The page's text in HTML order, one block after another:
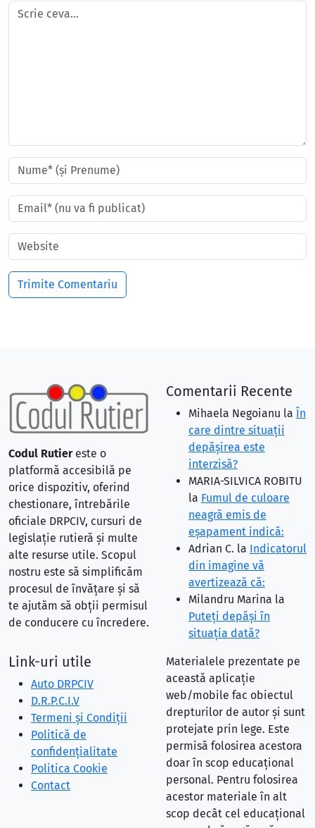
Codul Rutiereste o
platformă accesibilă pe
orice dispozitiv, oferind
chestionare, întrebările
oficiale DRPCIV, cursuri de
legislație rutieră și multe
alte resurse utile. Scopul
nostru este să simplificăm
procesul de învățare și să
te ajutăm să obții permisul
de conducere cu încredere.
Comentarii Recente
Mihaela Negoianu la În
care dintre situaţii
depăşirea este
interzisă?
MARIA-SILVICA ROBITU
la Fumul de culoare
neagră emis de
eşapament indică:
Adrian C. la Indicatorul
din imagine vă
avertizează că:
Milandru Marina la
Puteţi depăşi în
situaţia dată?
Link-uri utile
Auto DRPCIV
D.R.P.C.I.V
Termeni și Condiții
Politică de
confidențialitate
Politica Cookie
Contact
Materialele prezentate pe
această aplicație
web/mobile fac obiectul
drepturilor de autor și sunt
protejate prin lege. Este
permisă folosirea acestora
doar în scop educațional
personal. Pentru folosirea
acestor materiale în alt
scop decât cel educațional